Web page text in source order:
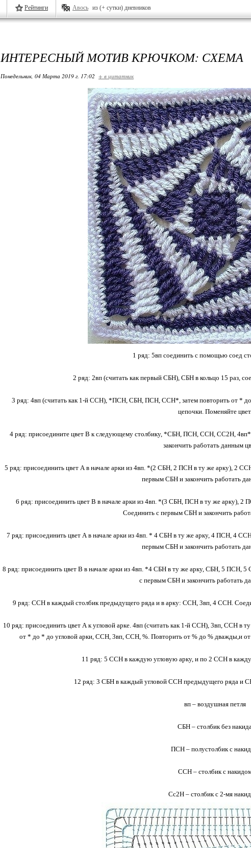
Рейтинги Авось из (+ сутки) дневников
ИНТЕРЕСНЫЙ МОТИВ КРЮЧКОМ: СХЕМА
Понедельник, 04 Марта 2019 г. 17:02 + в цитатник
1 ряд: 5вп соединить с помощью соед
2 ряд: 2вп (считать как первый СБН), СБН в кольцо 15 раз,
3 ряд: 4вп (считать как 1-й ССН), *ПСН, СБН, ПСН, ССН*, затем повторить от *
цепочки. Поменяйте
4 ряд: присоедините цвет В к следующему столбику, *СБН, ПСН, ССН, СС2Н,
закончить работать данным
5 ряд: присоединить цвет А в начале арки из 4вп. *(2 СБН, 2 ПСН в ту же арку), 2
первым СБН и закончить работать
6 ряд: присоединить цвет В в начале арки из 4вп. *(3 СБН, ПСН в ту же арку),
Соединить с первым СБН и закончить
7 ряд: присоединить цвет А в начале арки из 4вп. * 4 СБН в ту же арку, 4 ПСН, 4
первым СБН и закончить работать
8 ряд: присоединить цвет В в начале арки из 4вп. *4 СБН в ту же арку, СБН, 5 ПСН,
с первым СБН и закончить работать
9 ряд: ССН в каждый столбик предыдущего ряда и в арку: ССН, 3вп, 4 ССН.
10 ряд: присоединить цвет А к угловой арке. 4вп (считать как 1-й ССН), 3вп, ССН в
от * до * до угловой арки, ССН, 3вп, ССН, %. Повторить от % до % дважды,и
11 ряд: 5 ССН в каждую угловую арку, и по 2 ССН в
12 ряд: 3 СБН в каждый угловой ССН предыдущего ряда и
вп – воздушная петля
СБН – столбик без
ПСН – полустолбик с
ССН – столбик с
Сс2Н – столбик с 2-мя